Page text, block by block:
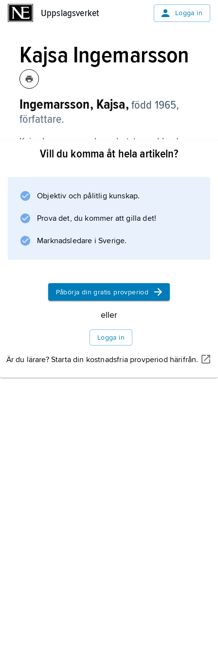
Uppslagsverket Logga in
Kajsa Ingemarsson
Ingemarsson, Kajsa, född 1965,
författare.
Kajsa Ingemarsson har arbetat som bland
annat översättare och tolk och medverkar
vunnit en stor och hängiven läsekrets.
Information om artikeln
Vill du komma åt hela artikeln?
Objektiv och pålitlig kunskap.
Prova det, du kommer att gilla det!
Marknadsledare i Sverige.
Påbörja din gratis provperiod
eller
Logga in
Är du lärare? Starta din kostnadsfria provperiod härifrån.